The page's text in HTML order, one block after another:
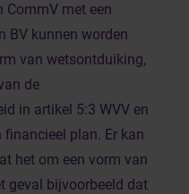
CommV met een
BV kunnen worden
van wetsontduiking,
de
in artikel 5:3 WVV en
plan. Er kan
het om een vorm van
geval bijvoorbeeld dat